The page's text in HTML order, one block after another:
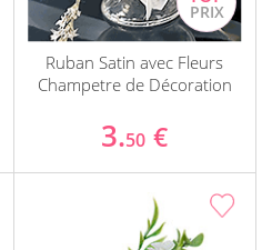
Ruban Satin avec Fleurs
Champetre de Décoration
3.50 €